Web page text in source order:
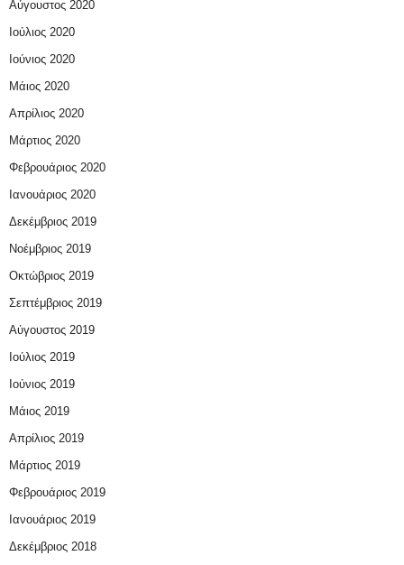
Αύγουστος 2020
Ιούλιος 2020
Ιούνιος 2020
Μάιος 2020
Απρίλιος 2020
Μάρτιος 2020
Φεβρουάριος 2020
Ιανουάριος 2020
Δεκέμβριος 2019
Νοέμβριος 2019
Οκτώβριος 2019
Σεπτέμβριος 2019
Αύγουστος 2019
Ιούλιος 2019
Ιούνιος 2019
Μάιος 2019
Απρίλιος 2019
Μάρτιος 2019
Φεβρουάριος 2019
Ιανουάριος 2019
Δεκέμβριος 2018